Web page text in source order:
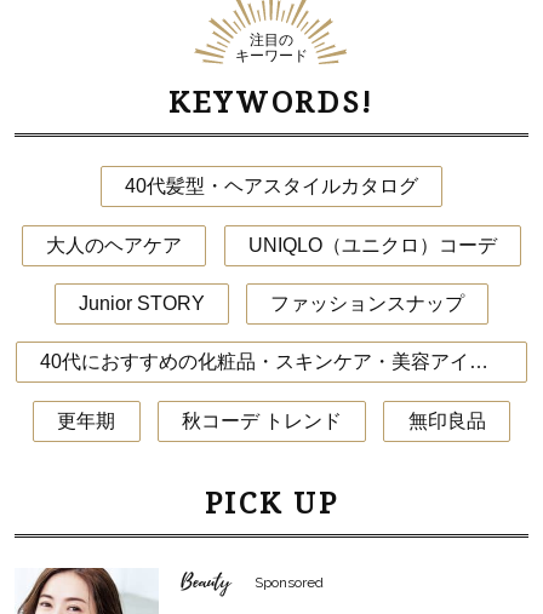
注目の
キーワード
KEYWORDS!
40代髪型・ヘアスタイルカタログ
大人のヘアケア UNIQLO（ユニクロ）コーデ
Junior STORY ファッションスナップ
40代におすすめの化粧品・スキンケア・美容アイテム
更年期 秋コーデ トレンド 無印良品
PICK UP
Beauty Sponsored